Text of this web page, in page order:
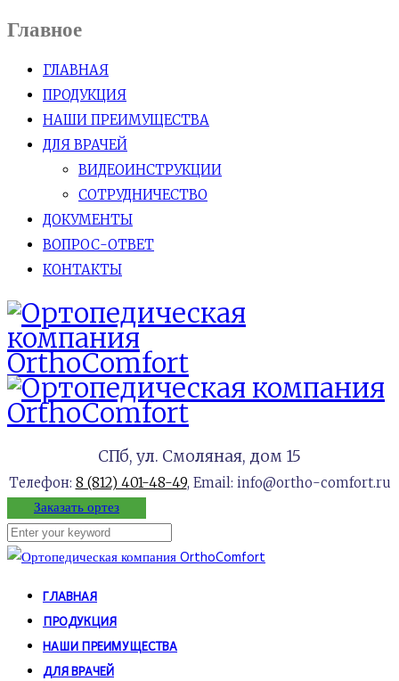
Главное
ГЛАВНАЯ
ПРОДУКЦИЯ
НАШИ ПРЕИМУЩЕСТВА
ДЛЯ ВРАЧЕЙ
ВИДЕОИНСТРУКЦИИ
СОТРУДНИЧЕСТВО
ДОКУМЕНТЫ
ВОПРОС-ОТВЕТ
КОНТАКТЫ
СПб, ул. Смоляная, дом 15
Телефон: 8 (812) 401-48-49, Email: info@ortho-comfort.ru
Заказать ортез
ГЛАВНАЯ
ПРОДУКЦИЯ
НАШИ ПРЕИМУЩЕСТВА
ДЛЯ ВРАЧЕЙ